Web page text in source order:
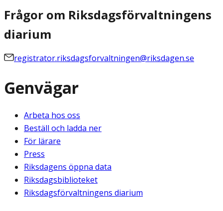
Frågor om Riksdagsförvaltningens
diarium
registrator.riksdagsforvaltningen@riksdagen.se
Genvägar
Arbeta hos oss
Beställ och ladda ner
För lärare
Press
Riksdagens öppna data
Riksdagsbiblioteket
Riksdagsförvaltningens diarium